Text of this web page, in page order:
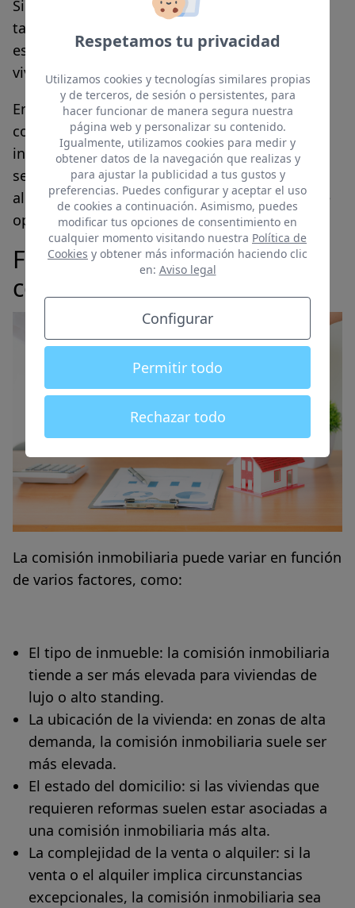
Respetamos tu privacidad
Utilizamos cookies y tecnologías similares propias
y de terceros, de sesión o persistentes, para
hacer funcionar de manera segura nuestra
página web y personalizar su contenido.
Igualmente, utilizamos cookies para medir y
obtener datos de la navegación que realizas y
para ajustar la publicidad a tus gustos y
preferencias. Puedes configurar y aceptar el uso
de cookies a continuación. Asimismo, puedes
modificar tus opciones de consentimiento en
cualquier momento visitando nuestra Política de
Cookies y obtener más información haciendo clic
en: Aviso legal
Configurar
Permitir todo
Rechazar todo
Sin embargo, en ocasiones, el comprador
también puede asumir esta responsabilidad,
especialmente si busca activamente una
vivienda.
En cuanto al alquiler de una vivienda, la
comisión inmobiliaria suele recaer en el
inquilino, puesto que es él quien busca los
servicios de la inmobiliaria para encontrar un
alquiler. En algunos casos, el arrendador puede
optar por asumir esta comisión.
Factores que influyen en la
comisión inmobiliaria
La comisión inmobiliaria puede variar en función
de varios factores, como:
El tipo de inmueble: la comisión inmobiliaria
tiende a ser más elevada para viviendas de
lujo o alto standing.
La ubicación de la vivienda: en zonas de alta
demanda, la comisión inmobiliaria suele ser
más elevada.
El estado del domicilio: si las viviendas que
requieren reformas suelen estar asociadas a
una comisión inmobiliaria más alta.
La complejidad de la venta o alquiler: si la
venta o el alquiler implica circunstancias
excepcionales, la comisión inmobiliaria sea